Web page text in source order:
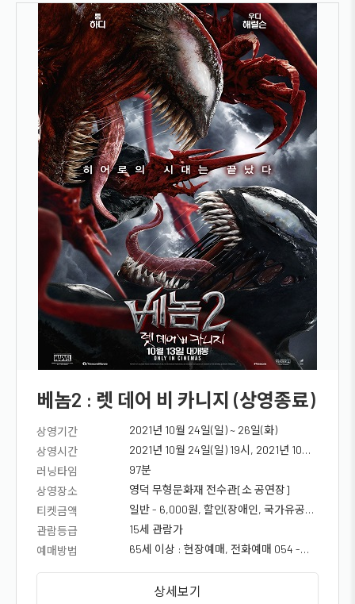
베놈2 : 렛 데어 비 카니지 (상영종료)
상영기간
2021년 10월 24일(일) ~ 26일(화)
상영시간
2021년 10월 24일(일) 19시, 2021년 10월
26일(화) 19시
러닝타임
97분
상영장소
영덕 무형문화재 전수관[소 공연장]
티켓금액
일반 - 6,000원, 할인(장애인, 국가유공자,
청소년) - 5,000원, 문화의 달 (65세 이상)
- 무료!, , <신분증 지참시 차액지불>, 1.
청소년 - 1,000원 할인, 2. 장애인,
국가유공자 - 1,000원 할인, 3. 경로
(만65세이상) - 10월 한정 무료
관람등급
15세 관람가
예매방법
65세 이상 : 현장예매, 전화예매 054 -
& 앱 회원가입 후 예매
상세보기